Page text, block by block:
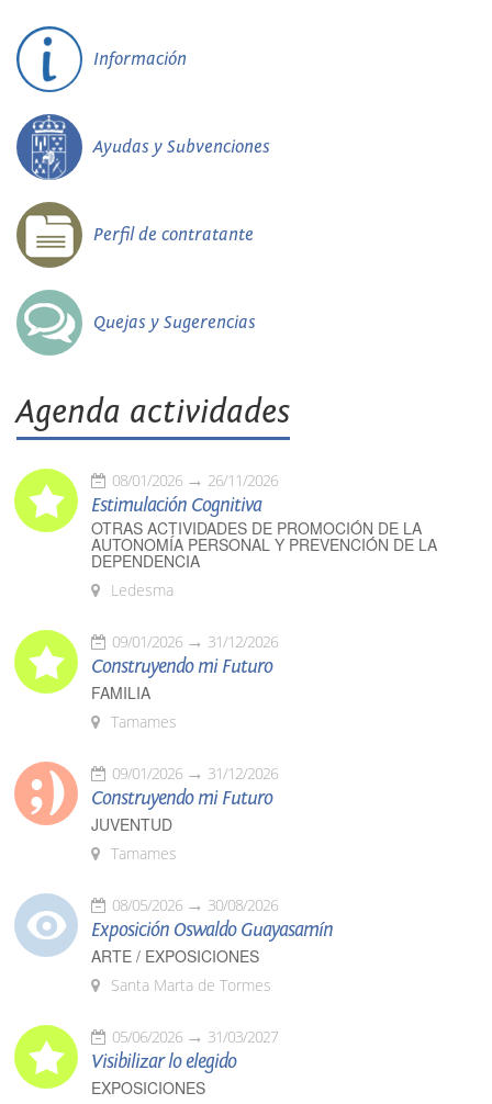
Información
Ayudas y Subvenciones
Perfil de contratante
Quejas y Sugerencias
Agenda actividades
08/01/2026 26/11/2026
Estimulación Cognitiva
OTRAS ACTIVIDADES DE PROMOCIÓN DE LA
AUTONOMÍA PERSONAL Y PREVENCIÓN DE LA
DEPENDENCIA
Ledesma
09/01/2026 31/12/2026
Construyendo mi Futuro
FAMILIA
Tamames
09/01/2026 31/12/2026
Construyendo mi Futuro
JUVENTUD
Tamames
08/05/2026 30/08/2026
Exposición Oswaldo Guayasamín
ARTE / EXPOSICIONES
Santa Marta de Tormes
05/06/2026 31/03/2027
Visibilizar lo elegido
EXPOSICIONES